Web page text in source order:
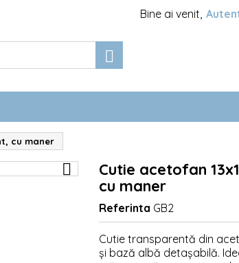
Bine ai venit,

cu maner

Cutie acetofan
cu maner
Referinta GB2
Cutie transparentă din
și bază albă detașabilă.